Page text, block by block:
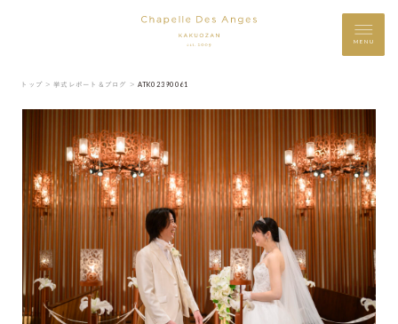
MENU
トップ ＞ 挙式レポート＆ブログ ＞ ATK02390061